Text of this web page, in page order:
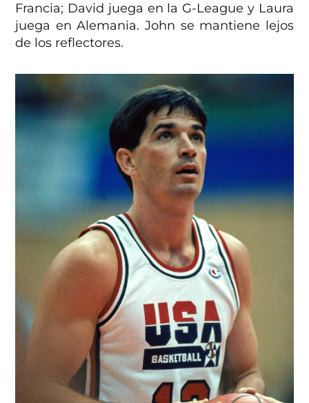
Francia; David juega en la G-League y Laura
juega en Alemania. John se mantiene lejos
de los reflectores.